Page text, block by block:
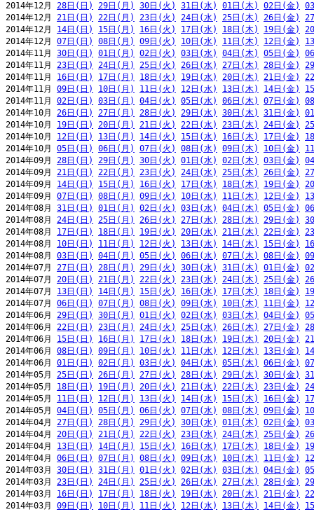
2014年12月 28日(日) 29日(月) 30日(火) 31日(水) 01日(木) 02日(金)
2014年12月 21日(日) 22日(月) 23日(火) 24日(水) 25日(木) 26日(金)
2014年12月 14日(日) 15日(月) 16日(火) 17日(水) 18日(木) 19日(金)
2014年12月 07日(日) 08日(月) 09日(火) 10日(水) 11日(木) 12日(金)
2014年11月 30日(日) 01日(月) 02日(火) 03日(水) 04日(木) 05日(金)
2014年11月 23日(日) 24日(月) 25日(火) 26日(水) 27日(木) 28日(金)
2014年11月 16日(日) 17日(月) 18日(火) 19日(水) 20日(木) 21日(金)
2014年11月 09日(日) 10日(月) 11日(火) 12日(水) 13日(木) 14日(金)
2014年11月 02日(日) 03日(月) 04日(火) 05日(水) 06日(木) 07日(金)
2014年10月 26日(日) 27日(月) 28日(火) 29日(水) 30日(木) 31日(金)
2014年10月 19日(日) 20日(月) 21日(火) 22日(水) 23日(木) 24日(金)
2014年10月 12日(日) 13日(月) 14日(火) 15日(水) 16日(木) 17日(金)
2014年10月 05日(日) 06日(月) 07日(火) 08日(水) 09日(木) 10日(金)
2014年09月 28日(日) 29日(月) 30日(火) 01日(水) 02日(木) 03日(金)
2014年09月 21日(日) 22日(月) 23日(火) 24日(水) 25日(木) 26日(金)
2014年09月 14日(日) 15日(月) 16日(火) 17日(水) 18日(木) 19日(金)
2014年09月 07日(日) 08日(月) 09日(火) 10日(水) 11日(木) 12日(金)
2014年08月 31日(日) 01日(月) 02日(火) 03日(水) 04日(木) 05日(金)
2014年08月 24日(日) 25日(月) 26日(火) 27日(水) 28日(木) 29日(金)
2014年08月 17日(日) 18日(月) 19日(火) 20日(水) 21日(木) 22日(金)
2014年08月 10日(日) 11日(月) 12日(火) 13日(水) 14日(木) 15日(金)
2014年08月 03日(日) 04日(月) 05日(火) 06日(水) 07日(木) 08日(金)
2014年07月 27日(日) 28日(月) 29日(火) 30日(水) 31日(木) 01日(金)
2014年07月 20日(日) 21日(月) 22日(火) 23日(水) 24日(木) 25日(金)
2014年07月 13日(日) 14日(月) 15日(火) 16日(水) 17日(木) 18日(金)
2014年07月 06日(日) 07日(月) 08日(火) 09日(水) 10日(木) 11日(金)
2014年06月 29日(日) 30日(月) 01日(火) 02日(水) 03日(木) 04日(金)
2014年06月 22日(日) 23日(月) 24日(火) 25日(水) 26日(木) 27日(金)
2014年06月 15日(日) 16日(月) 17日(火) 18日(水) 19日(木) 20日(金)
2014年06月 08日(日) 09日(月) 10日(火) 11日(水) 12日(木) 13日(金)
2014年06月 01日(日) 02日(月) 03日(火) 04日(水) 05日(木) 06日(金)
2014年05月 25日(日) 26日(月) 27日(火) 28日(水) 29日(木) 30日(金)
2014年05月 18日(日) 19日(月) 20日(火) 21日(水) 22日(木) 23日(金)
2014年05月 11日(日) 12日(月) 13日(火) 14日(水) 15日(木) 16日(金)
2014年05月 04日(日) 05日(月) 06日(火) 07日(水) 08日(木) 09日(金)
2014年04月 27日(日) 28日(月) 29日(火) 30日(水) 01日(木) 02日(金)
2014年04月 20日(日) 21日(月) 22日(火) 23日(水) 24日(木) 25日(金)
2014年04月 13日(日) 14日(月) 15日(火) 16日(水) 17日(木) 18日(金)
2014年04月 06日(日) 07日(月) 08日(火) 09日(水) 10日(木) 11日(金)
2014年03月 30日(日) 31日(月) 01日(火) 02日(水) 03日(木) 04日(金)
2014年03月 23日(日) 24日(月) 25日(火) 26日(水) 27日(木) 28日(金)
2014年03月 16日(日) 17日(月) 18日(火) 19日(水) 20日(木) 21日(金)
2014年03月 09日(日) 10日(月) 11日(火) 12日(水) 13日(木) 14日(金)